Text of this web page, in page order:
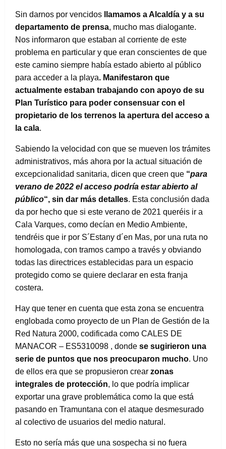
Sin darnos por vencidos llamamos a Alcaldía y a su
departamento de prensa, mucho mas dialogante.
Nos informaron que estaban al corriente de este
problema en particular y que eran conscientes de que
este camino siempre había estado abierto al público
para acceder a la playa. Manifestaron que
actualmente estaban trabajando con apoyo de su
Plan Turístico para poder consensuar con el
propietario de los terrenos la apertura del acceso a
la cala.
Sabiendo la velocidad con que se mueven los trámites
administrativos, más ahora por la actual situación de
excepcionalidad sanitaria, dicen que creen que “para
verano de 2022 el acceso podría estar abierto al
público“, sin dar más detalles. Esta conclusión dada
da por hecho que si este verano de 2021 queréis ir a
Cala Varques, como decían en Medio Ambiente,
tendréis que ir por S´Estany d´en Mas, por una ruta no
homologada, con tramos campo a través y obviando
todas las directrices establecidas para un espacio
protegido como se quiere declarar en esta franja
costera.
Hay que tener en cuenta que esta zona se encuentra
englobada como proyecto de un Plan de Gestión de la
Red Natura 2000, codificada como CALES DE
MANACOR – ES5310098 , donde se sugirieron una
serie de puntos que nos preocuparon mucho. Uno
de ellos era que se propusieron crear zonas
integrales de protección, lo que podría implicar
exportar una grave problemática como la que está
pasando en Tramuntana con el ataque desmesurado
al colectivo de usuarios del medio natural.
Esto no sería más que una sospecha si no fuera